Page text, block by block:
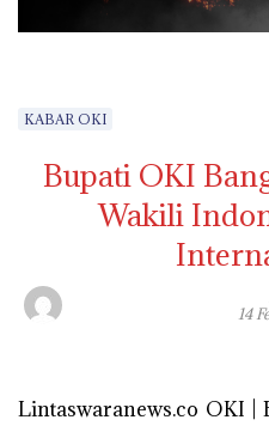
KABAR OKI
Bupati OKI
Wakili
14
Lintaswaranews.co OKI |